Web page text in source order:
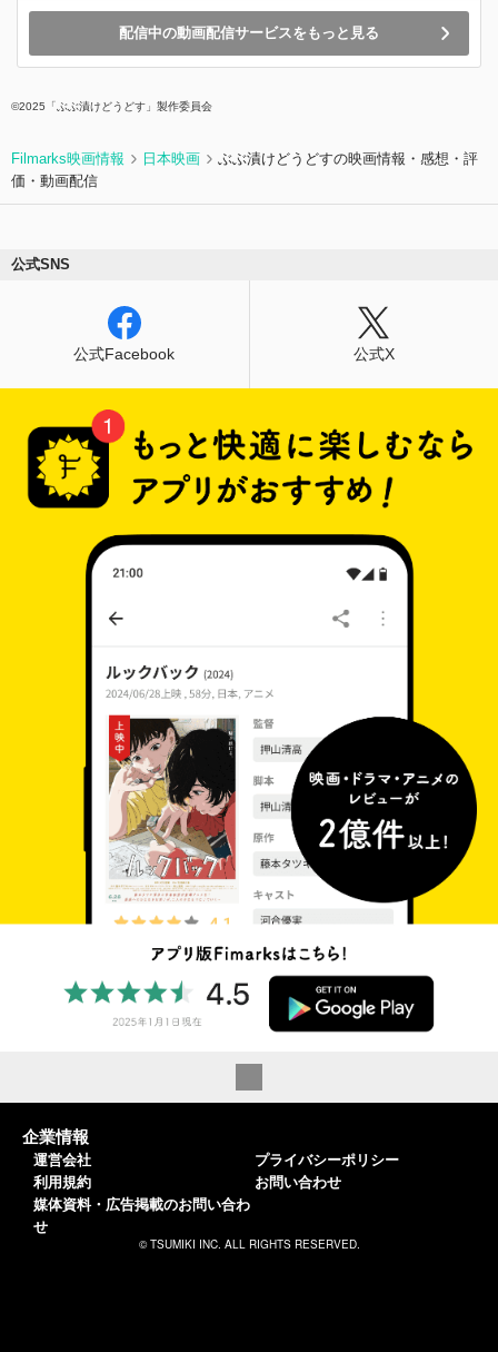
の住人たちの欲望が交錯する世界へと誘われてゆ
き、運命を変えるようなある真実にたどり着
く……。
配信中の動画配信サービスをもっと見る
©2025「ぶぶ漬けどうどす」製作委員会
Filmarks映画情報 日本映画
ぶぶ漬けどうどすの映画情報・感想・評
価・動画配信
公式SNS
公式Facebook 公式X
企業情報
運営会社
利用規約
媒体資料・広告掲載のお問い合わ
せ
プライバシーポリシー
お問い合わせ
© TSUMIKI INC. ALL RIGHTS RESERVED.